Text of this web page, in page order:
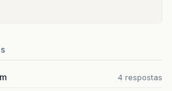
4 respostas